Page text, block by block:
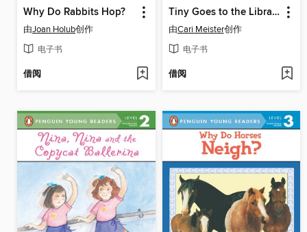
Why Do Rabbits Hop?
由Joan Holub创作
电子书
借阅
Tiny Goes to the Library
由Cari Meister创作
电子书
借阅